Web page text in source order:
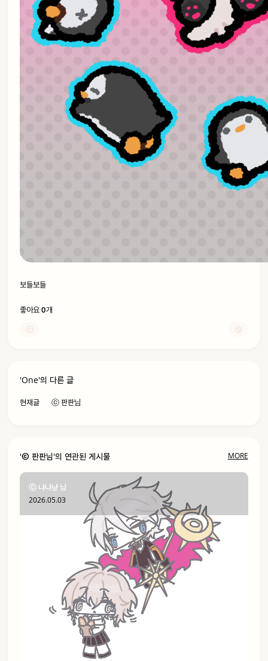
보들보들
0
One
현재글 ⓒ 판판님
Ⓒ 판판님 MORE
ⓒ 냐냐냥 님
2026.05.03